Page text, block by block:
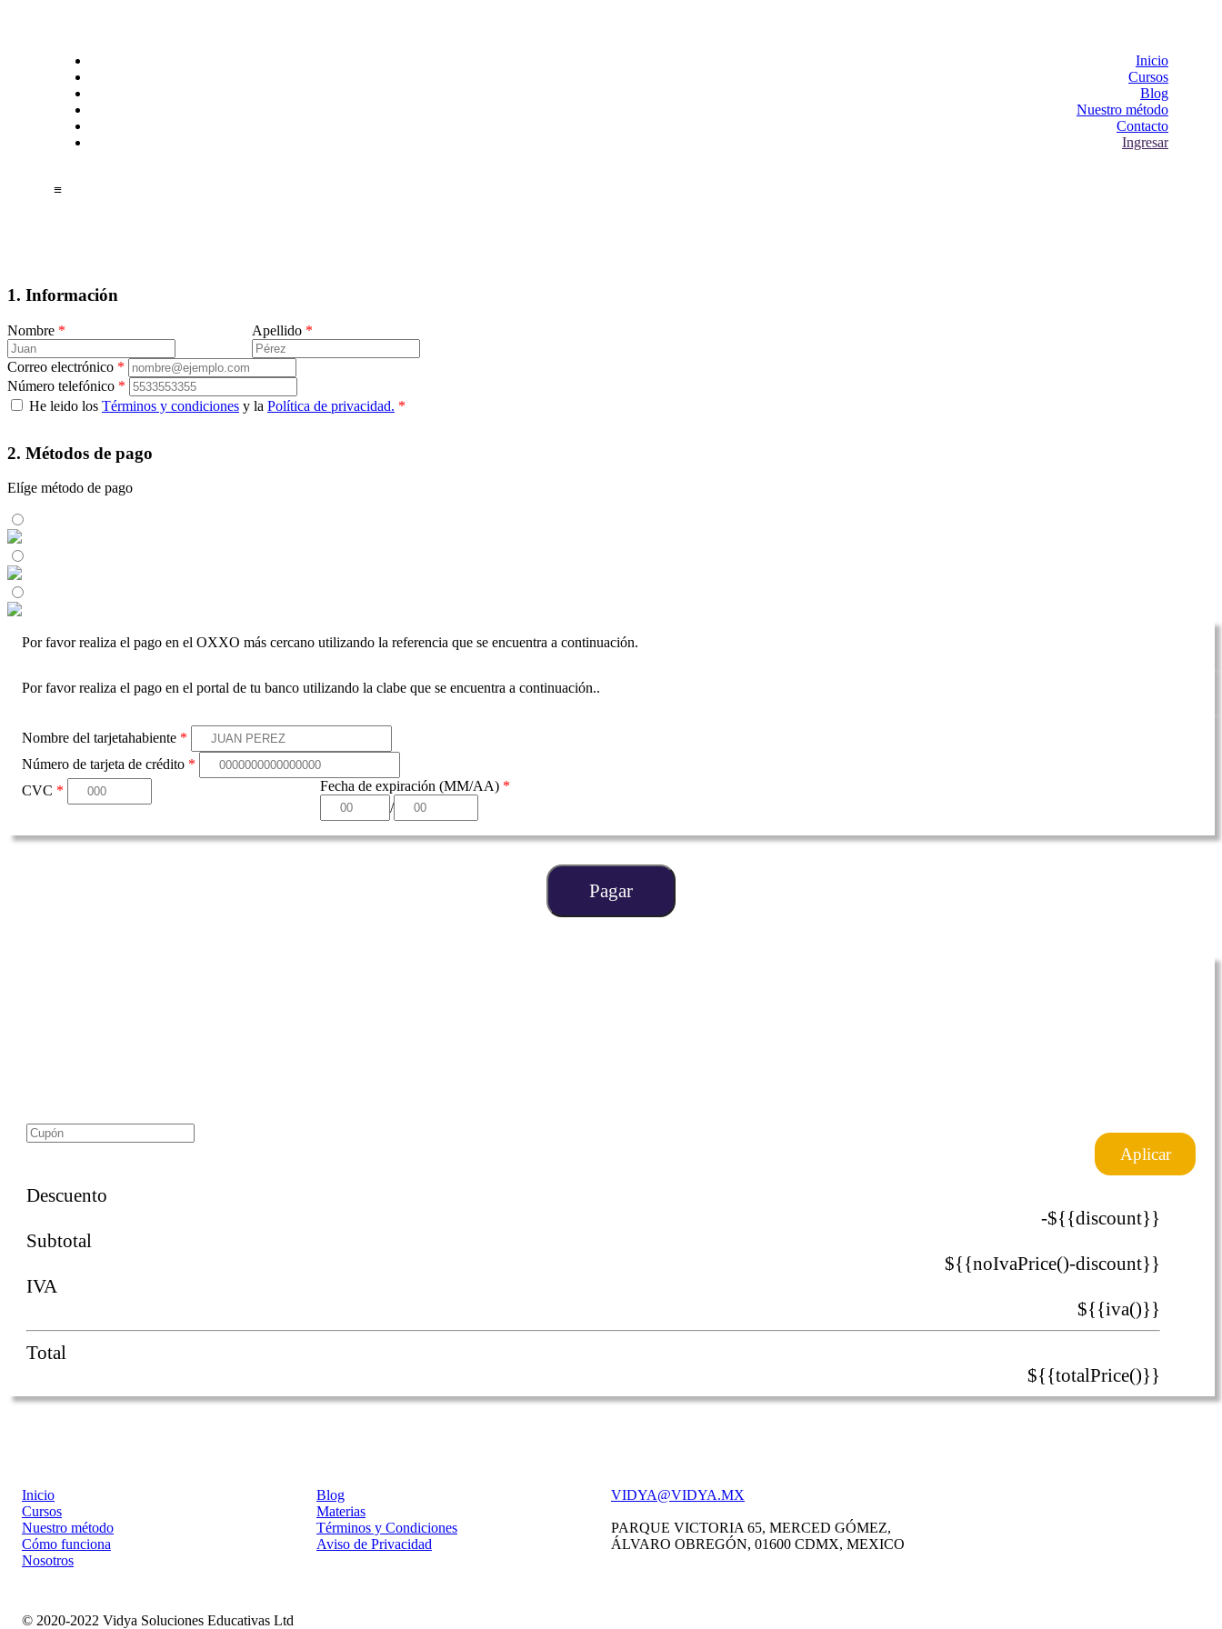
Inicio
Cursos
Blog
Nuestro método
Contacto
Ingresar
≡
1. Información
Nombre * Apellido *
Correo electrónico *
Número telefónico *
He leido los Términos y condiciones y la Política de privacidad. *
2. Métodos de pago
Elíge método de pago
Por favor realiza el pago en el OXXO más cercano utilizando la referencia que se encuentra a continuación.
Por favor realiza el pago en el portal de tu banco utilizando la clabe que se encuentra a continuación..
Nombre del tarjetahabiente *
Número de tarjeta de crédito *
CVC * Fecha de expiración (MM/AA) *
/
Pagar
Aplicar
Descuento
-${{discount}}
Subtotal
${{noIvaPrice()-discount}}
IVA
${{iva()}}
Total
${{totalPrice()}}
Inicio
Cursos
Nuestro método
Cómo funciona
Nosotros
Blog
Materias
Términos y Condiciones
Aviso de Privacidad
VIDYA@VIDYA.MX
PARQUE VICTORIA 65, MERCED GÓMEZ,
ÁLVARO OBREGÓN, 01600 CDMX, MEXICO
© 2020-2022 Vidya Soluciones Educativas Ltd